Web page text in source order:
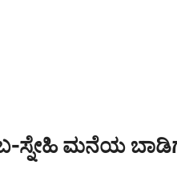
ಸ್ನೇಹಿ ಮನೆಯ